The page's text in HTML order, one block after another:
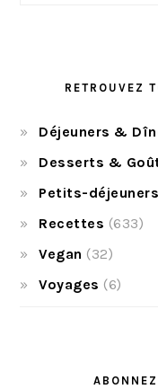
RETROUVEZ
Déjeuners &
Desserts &
Petits-déjeuners
Recettes (633)
Vegan (32)
Voyages (6)